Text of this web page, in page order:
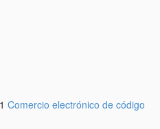
Comercio electrónico de código